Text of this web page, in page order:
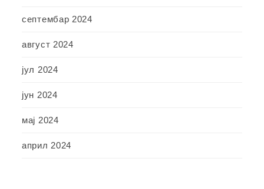
септембар 2024
август 2024
јул 2024
јун 2024
мај 2024
април 2024